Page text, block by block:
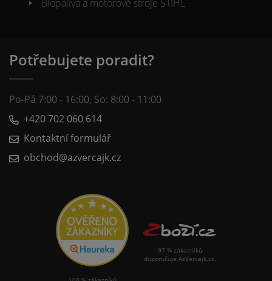
Biopaliva a motorové stroje STIHL
Potřebujete poradit?
Po-Pá 7:00 - 16:00, So: 8:00 - 11:00
+420 702 060 614
Kontaktní formulář
obchod@azvercajk.cz
97 % zákazníků
doporučuje AzVercajk.cz.